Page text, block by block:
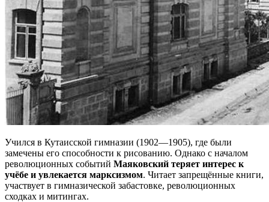
Учился в Кутаисской гимназии (1902—1905), где были
замечены его способности к рисованию. Однако с началом
революционных событий Маяковский теряет интерес к
учёбе и увлекается марксизмом. Читает запрещённые книги,
участвует в гимназической забастовке, революционных
сходках и митингах.